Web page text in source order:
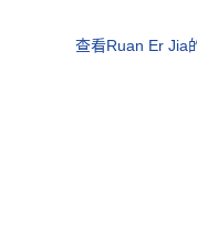
查看Ruan Er Jia